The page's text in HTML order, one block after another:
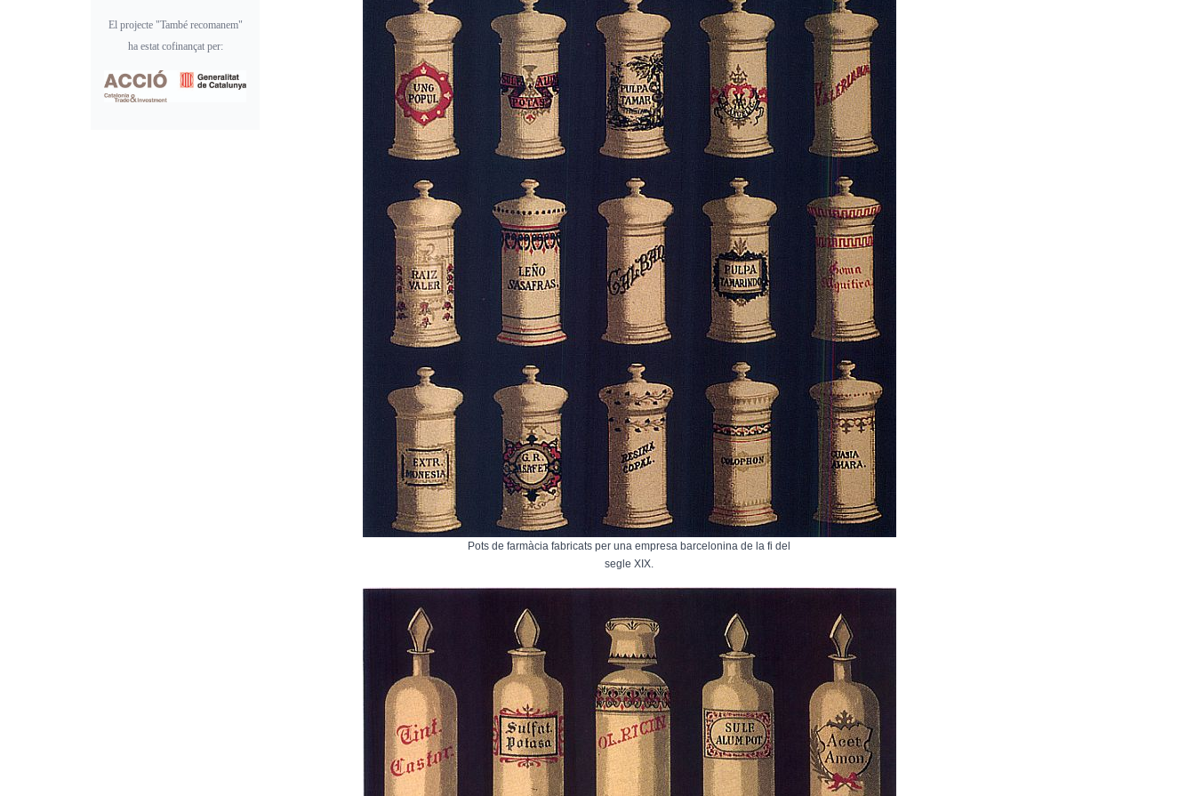
Pots de farmàcia fabricats per una empresa barcelonina de la fi del
segle XIX.
El projecte "També recomanem"
ha estat cofinançat per: